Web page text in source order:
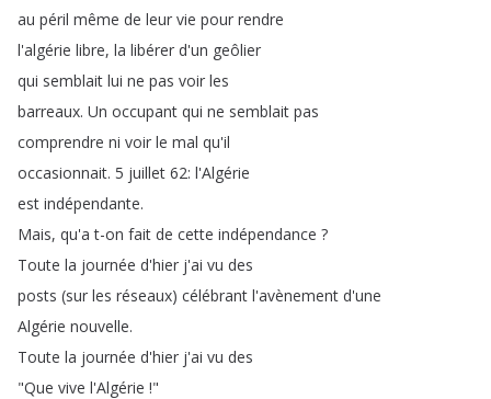
au péril même de leur vie pour rendre
l'algérie libre, la libérer d'un geôlier
qui semblait lui ne pas voir les
barreaux. Un occupant qui ne semblait pas
comprendre ni voir le mal qu'il
occasionnait. 5 juillet 62: l'Algérie
est indépendante.
Mais, qu'a t-on fait de cette indépendance ?
Toute la journée d'hier j'ai vu des
posts (sur les réseaux) célébrant l'avènement d'une
Algérie nouvelle.
Toute la journée d'hier j'ai vu des
"Que vive l'Algérie !"